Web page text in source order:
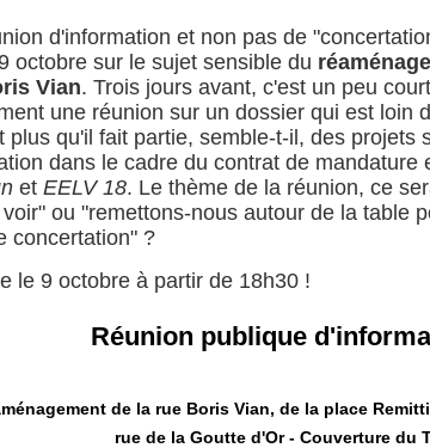
d'information et non pas de
octobre sur le sujet sensible du
Vian. Trois jours avant, c'est un peu
une réunion sur un dossier qui est loin
plus qu'il fait partie, semble-t-il, des projets
dans le cadre du contrat de mandature
et EELV 18. Le thème de la réunion, ce
ou "remettons-nous autour de la table
concertation" ?
le 9 octobre à partir de 18h30 !
Réunion publique
de la rue Boris Vian, de la place
rue de la Goutte d'Or - Couverture du